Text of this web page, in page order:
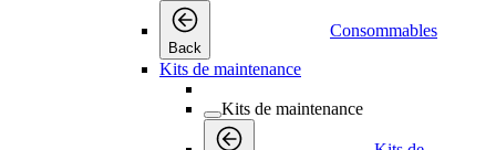
Back
Consommables
Kits de maintenance
Kits de maintenance